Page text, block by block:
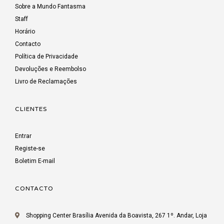
Sobre a Mundo Fantasma
Staff
Horário
Contacto
Política de Privacidade
Devoluções e Reembolso
Livro de Reclamações
CLIENTES
Entrar
Registe-se
Boletim E-mail
CONTACTO
Shopping Center Brasília Avenida da Boavista, 267 1º. Andar, Loja